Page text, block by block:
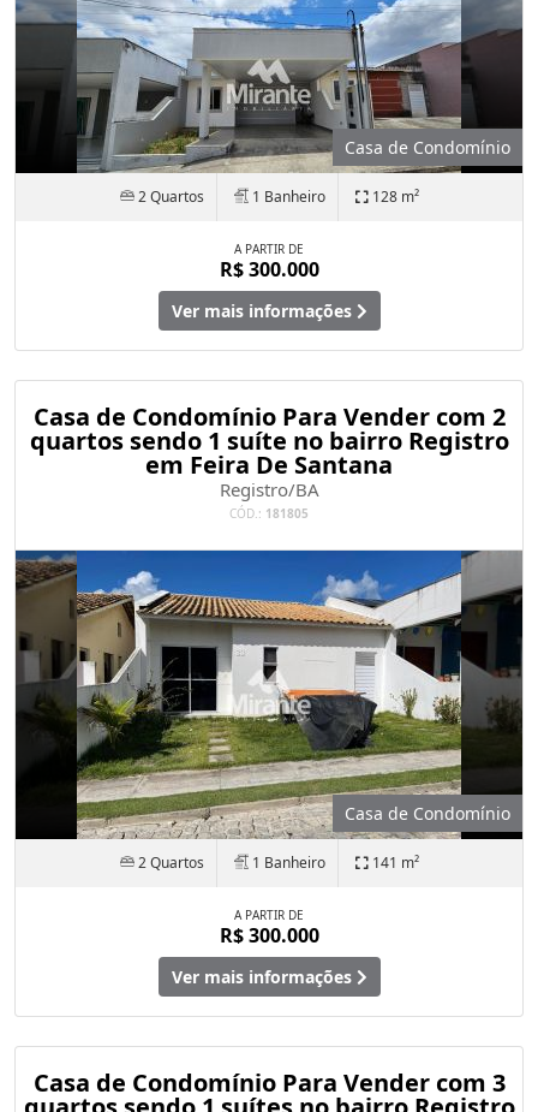
Casa de Condomínio
2 Quartos 1 Banheiro 128 m²
A PARTIR DE
R$ 300.000
Ver mais informações
Casa de Condomínio Para Vender com 2
quartos sendo 1 suíte no bairro Registro
em Feira De Santana
Registro/BA
CÓD.: 181805
Casa de Condomínio
2 Quartos 1 Banheiro 141 m²
A PARTIR DE
R$ 300.000
Ver mais informações
Casa de Condomínio Para Vender com 3